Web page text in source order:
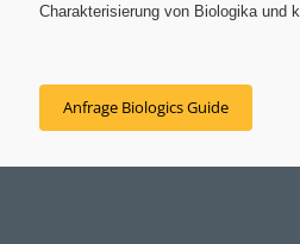
Charakterisierung von Biologika und
Anfrage Biologics Guide